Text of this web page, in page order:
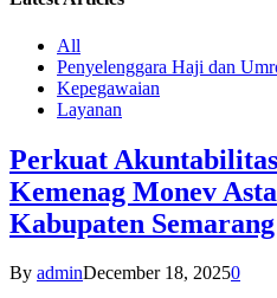
All
Penyelenggara Haji dan
Kepegawaian
Layanan
Perkuat
Kemenag Monev
Kabupaten Semarang
By adminDecember 18, 20250